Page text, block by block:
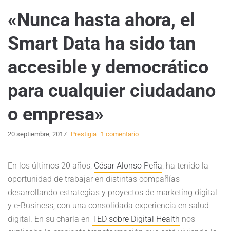
«Nunca hasta ahora, el
Smart Data ha sido tan
accesible y democrático
para cualquier ciudadano
o empresa»
20 septiembre, 2017 Prestigia 1 comentario
En los últimos 20 años, César Alonso Peña, ha tenido la
oportunidad de trabajar en distintas compañías
desarrollando estrategias y proyectos de marketing digital
y e-Business, con una consolidada experiencia en salud
digital. En su charla en TED sobre Digital Health nos